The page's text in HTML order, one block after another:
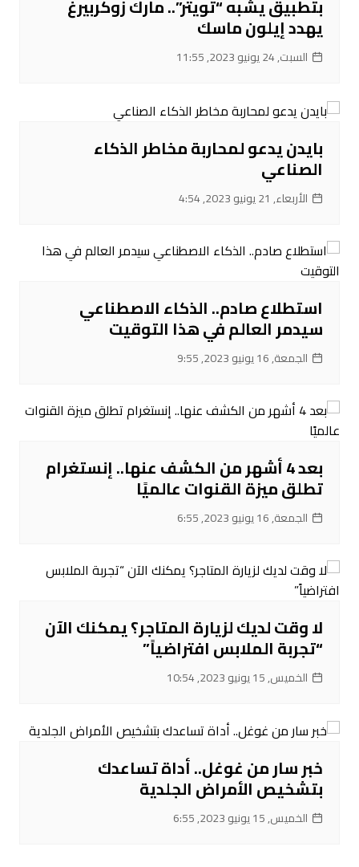
بتطبيق يشبه “تويتر”.. مارك زوكربيرغ
يهدد إيلون ماسك
السبت, 24 يونيو 2023, 11:55
بايدن يدعو لمحاربة مخاطر الذكاء
الصناعي
الأربعاء, 21 يونيو 2023, 4:54
استطلاع صادم.. الذكاء الاصطناعي
سيدمر العالم في هذا التوقيت
الجمعة, 16 يونيو 2023, 9:55
بعد 4 أشهر من الكشف عنها.. إنستغرام
تطلق ميزة القنوات عالميًا
الجمعة, 16 يونيو 2023, 6:55
لا وقت لديك لزيارة المتاجر؟ يمكنك الآن
“تجربة الملابس افتراضياً”
الخميس, 15 يونيو 2023, 10:54
خبر سار من غوغل.. أداة تساعدك
بتشخيص الأمراض الجلدية
الخميس, 15 يونيو 2023, 6:55